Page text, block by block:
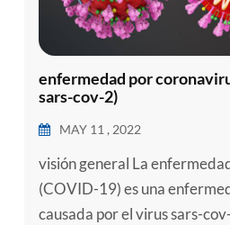
enfermedad por
sars-cov-2)
MAY 11 , 2022
visión general La
(COVID-19) es una
causada por el virus sars-